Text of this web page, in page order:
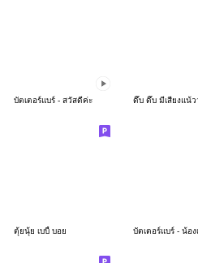
บัตเตอร์แบร์ - สวัสดีค่ะ
ตุ้ยนุ้ย เบบี้ บอย